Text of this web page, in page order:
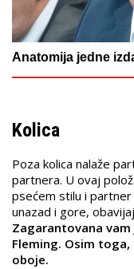
Anatomija jedne
Kolica
Poza kolica nalaže
partnera. U ovaj
psećem stilu i
unazad i gore,
Zagarantovana
Fleming. Osim
oboje.